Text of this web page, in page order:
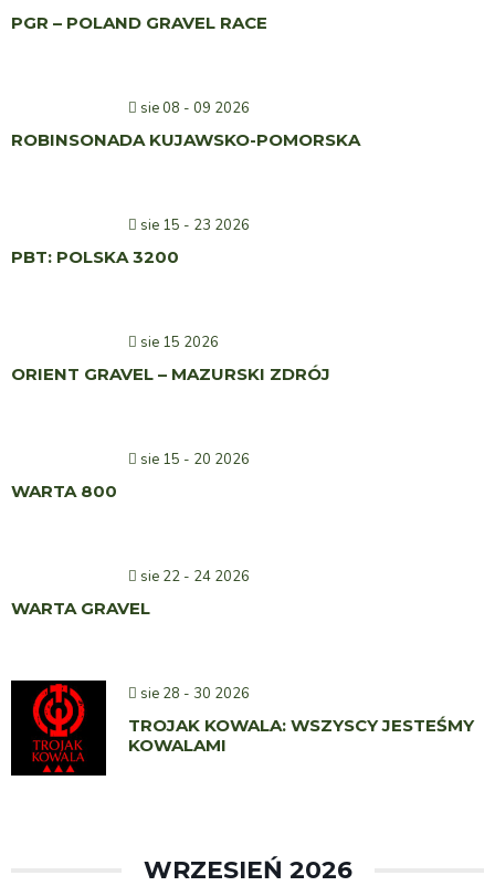
PGR – POLAND GRAVEL RACE
sie 08 - 09 2026
ROBINSONADA KUJAWSKO-POMORSKA
sie 15 - 23 2026
PBT: POLSKA 3200
sie 15 2026
ORIENT GRAVEL – MAZURSKI ZDRÓJ
sie 15 - 20 2026
WARTA 800
sie 22 - 24 2026
WARTA GRAVEL
sie 28 - 30 2026
TROJAK KOWALA: WSZYSCY JESTEŚMY
KOWALAMI
WRZESIEŃ 2026